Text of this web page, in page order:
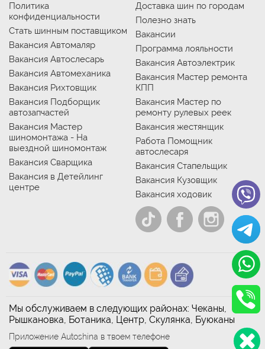
Политика
конфиденциальности
Стать шинным поставщиком
Вакансия Автомаляр
Вакансия Автослесарь
Вакансия Автомеханика
Вакансия Рихтовщик
Вакансия Подборщик
автозапчастей
Вакансия Мастер
шиномонтажа - На
выездной шиномонтаж
Вакансия Сварщика
Вакансия в Детейлинг
центре
Доставка шин по городам
Полезно знать
Вакансии
Программа лояльности
Вакансия Автоэлектрик
Вакансия Мастер ремонта
КПП
Вакансия Мастер по
ремонту рулевых реек
Вакансия жестянщик
Работа Помощник
автослесаря
Вакансия Стапельщик
Вакансия Кузовщик
Вакансия ходовик
Мы обслуживаем в следующих районах: Чеканы,
Рышкановка, Ботаника, Центр, Скулянка, Буюканы
Приложение Autoshina в твоем телефоне